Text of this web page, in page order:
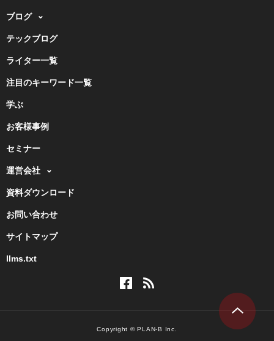
ブログ
テックブログ
ライター一覧
注目のキーワード一覧
学ぶ
お客様事例
セミナー
運営会社
資料ダウンロード
お問い合わせ
サイトマップ
llms.txt
Copyright © PLAN-B Inc.